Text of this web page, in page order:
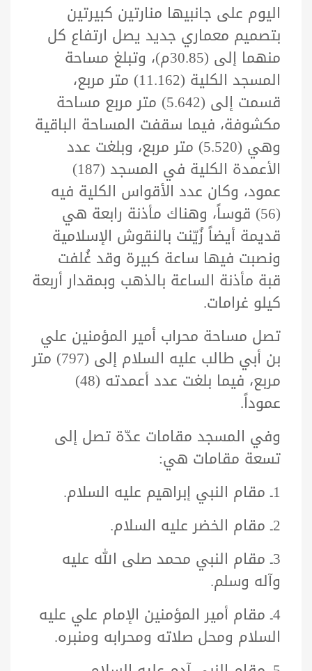
اليوم على جانبيها منارتين كبيرتين
بتصميم معماري جديد يصل ارتفاع كل
منهما إلى (30.85م)، وتبلغ مساحة
المسجد الكلية (11.162) متر مربع،
قسمت إلى (5.642) متر مربع مساحة
مكشوفة، فيما سقفت المساحة الباقية
وهي (5.520) متر مربع، وبلغت عدد
الأعمدة الكلية في المسجد (187)
عمود، وكان عدد الأقواس الكلية فيه
(56) قوساً، وهناك مأذنة رابعة هي
قديمة أيضاً زُيّنت بالنقوش الإسلامية
ونصبت فيها ساعة كبيرة وقد غُلفت
قبة مأذنة الساعة بالذهب وبمقدار أربعة
كيلو غرامات.
تصل مساحة محراب أمير المؤمنين علي
بن أبي طالب عليه السلام إلى (797) متر
مربع، فيما بلغت عدد أعمدته (48)
عموداً.
وفي المسجد مقامات عدّة تصل إلى
تسعة مقامات هي:
1ـ مقام النبي إبراهيم عليه السلام.
2ـ مقام الخضر عليه السلام.
3ـ مقام النبي محمد صلى الله عليه
وآله وسلم.
4ـ مقام أمير المؤمنين الإمام علي عليه
السلام ومحل صلاته ومحرابه ومنبره.